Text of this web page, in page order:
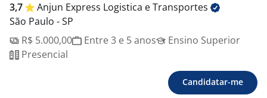
3,7 Anjun Express Logistica eTransportes
São Paulo - SP
R$ 5.000,00
Entre 3 e 5 anos
Ensino Superior
Presencial
Candidatar-me